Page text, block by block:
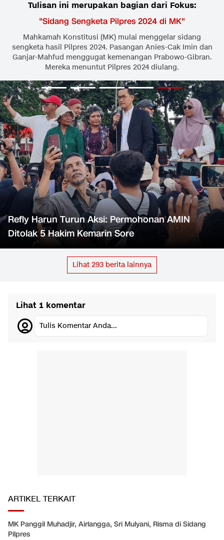
Tulisan ini merupakan bagian dari Fokus:
"Sidang Sengketa Pilpres 2024 di MK"
Mahkamah Konstitusi (MK) mulai menggelar sidang
sengketa hasil Pilpres 2024. Pasangan Anies-Cak Imin dan
Ganjar-Mahfud menggugat kemenangan Prabowo-Gibran.
Mereka menuntut Pilpres 2024 diulang.
Refly Harun Turun Aksi: Permohonan AMIN
Ditolak 5 Hakim Kemarin Sore
Lihat 293 berita lainnya
Lihat 1 komentar
Tulis Komentar Anda...
ARTIKEL TERKAIT
MK Panggil Muhadjir, Airlangga, Sri Mulyani, Risma di Sidang
Pilpres